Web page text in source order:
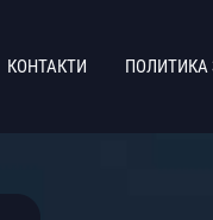
КОНТАКТИ ПОЛИТИКА